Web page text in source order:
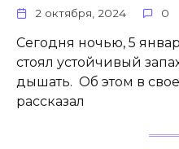
2 октября, 2024 0
Сегодня ночью, 5
стоял устойчивый
дышать. Об этом в
рассказал